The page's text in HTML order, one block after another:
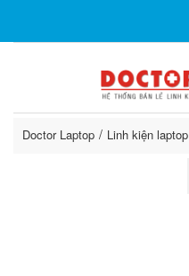
Doctor Laptop Linh kiện laptop